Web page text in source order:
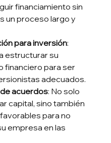
financiamiento sin
un proceso largo y
para inversión:
estructurar su
financiero para ser
adecuados.
acuerdos: No solo
capital, sino también
para no
empresa en las